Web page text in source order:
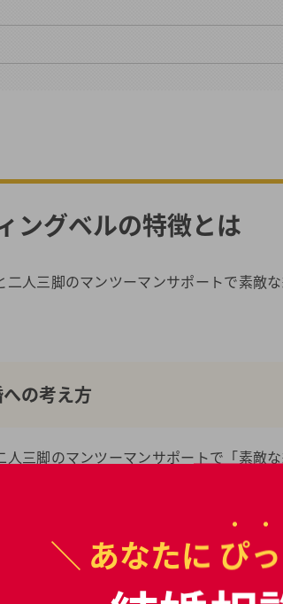
ングベルの特徴とは
二人三脚のマンツーマンサポートで素敵
の考え方
三脚のマンツーマンサポートで「素敵
あり、結婚は「感性」「フィーリング」で
した女性像や女性が結婚についてどのよ
いかに赤い糸が近付くか」をサポートし
＼ あなたに ぴ